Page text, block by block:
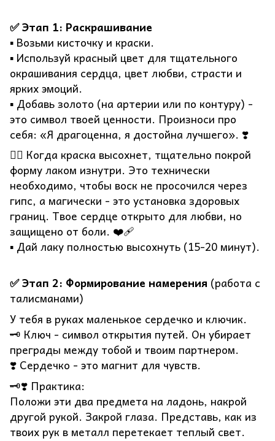
✅ Этап 1: Раскрашивание
▪️ Возьми кисточку и краски.
▪️ Используй красный цвет для тщательного
окрашивания сердца, цвет любви, страсти и
ярких эмоций.
▪️ Добавь золото (на артерии или по контуру) -
это символ твоей ценности. Произноси про
себя: «Я драгоценна, я достойна лучшего». ❣️
❤️‍🔥 Когда краска высохнет, тщательно покрой
форму лаком изнутри. Это технически
необходимо, чтобы воск не просочился через
гипс, а магически - это установка здоровых
границ. Твое сердце открыто для любви, но
защищено от боли. ❤️‍🩹
▪️ Дай лаку полностью высохнуть (15-20 минут).
✅ Этап 2: Формирование намерения (работа с
талисманами)
У тебя в руках маленькое сердечко и ключик.
🗝️ Ключ - символ открытия путей. Он убирает
преграды между тобой и твоим партнером.
❣️ Сердечко - это магнит для чувств.
🗝️❣️ Практика:
Положи эти два предмета на ладонь, накрой
другой рукой. Закрой глаза. Представь, как из
твоих рук в металл перетекает теплый свет.